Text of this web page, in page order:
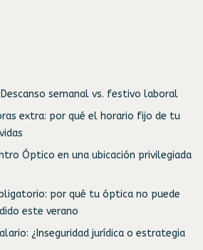
semanal vs. festivo laboral
extra: por qué el horario fijo de tu
Óptico en una ubicación privilegiada
por qué tu óptica no puede
este verano
¿Inseguridad jurídica o estrategia